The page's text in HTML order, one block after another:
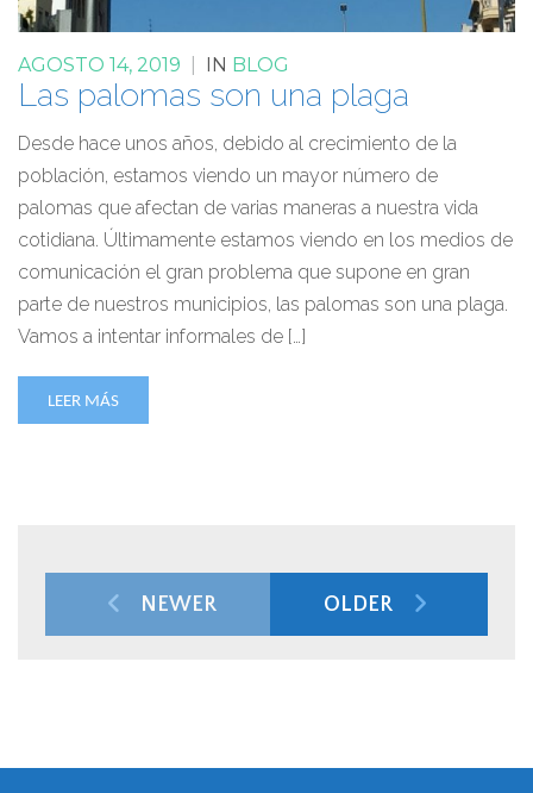
AGOSTO 14, 2019 IN BLOG
Las palomas son una plaga
Desde hace unos años, debido al crecimiento de la
población, estamos viendo un mayor número de
palomas que afectan de varias maneras a nuestra vida
cotidiana. Últimamente estamos viendo en los medios de
comunicación el gran problema que supone en gran
parte de nuestros municipios, las palomas son una plaga.
Vamos a intentar informales de […]
LEER MÁS
NEWER OLDER